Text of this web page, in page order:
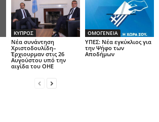
ΚΥΠΡΟΣ
Νέα συνάντηση
Χριστοδουλίδη–
Έρχιουρμαν στις 26
Αυγούστου υπό την
αιγίδα του ΟΗΕ
ΟΜΟΓΕΝΕΙΑ
ΥΠΕΣ: Νέα εγκύκλιος για
την Ψήφο των
Αποδήμων